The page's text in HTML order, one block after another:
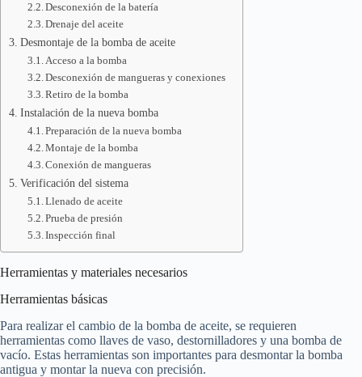
Desconexión de la batería
Drenaje del aceite
Desmontaje de la bomba de aceite
Acceso a la bomba
Desconexión de mangueras y conexiones
Retiro de la bomba
Instalación de la nueva bomba
Preparación de la nueva bomba
Montaje de la bomba
Conexión de mangueras
Verificación del sistema
Llenado de aceite
Prueba de presión
Inspección final
Herramientas y materiales necesarios
Herramientas básicas
Para realizar el cambio de la bomba de aceite, se requieren
herramientas como llaves de vaso, destornilladores y una bomba de
vacío. Estas herramientas son importantes para desmontar la bomba
antigua y montar la nueva con precisión.